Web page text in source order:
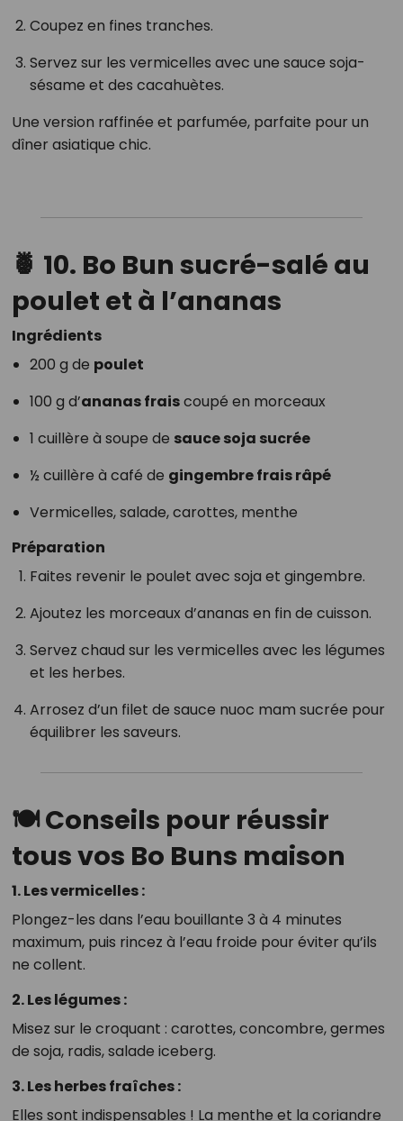
Coupez en fines tranches.
Servez sur les vermicelles avec une sauce soja-
sésame et des cacahuètes.
Une version raffinée et parfumée, parfaite pour un
dîner asiatique chic.
🍍 10. Bo Bun sucré-salé au
poulet et à l’ananas
Ingrédients
200 g de poulet
100 g d’ananas fraiscoupé en morceaux
1 cuillère à soupe de sauce soja sucrée
½ cuillère à café de gingembre frais râpé
Vermicelles, salade, carottes, menthe
Préparation
Faites revenir le poulet avec soja et gingembre.
Ajoutez les morceaux d’ananas en fin de cuisson.
Servez chaud sur les vermicelles avec les légumes
et les herbes.
Arrosez d’un filet de sauce nuoc mam sucrée pour
équilibrer les saveurs.
🍽️Conseils pour réussir
tous vos Bo Buns maison
1.Les vermicelles :
Plongez-les dans l’eau bouillante 3 à 4 minutes
maximum, puis rincez à l’eau froide pour éviter qu’ils
ne collent.
2.Les légumes :
Misez sur le croquant : carottes, concombre, germes
de soja, radis, salade iceberg.
3.Les herbes fraîches :
Elles sont indispensables ! La menthe et la coriandre